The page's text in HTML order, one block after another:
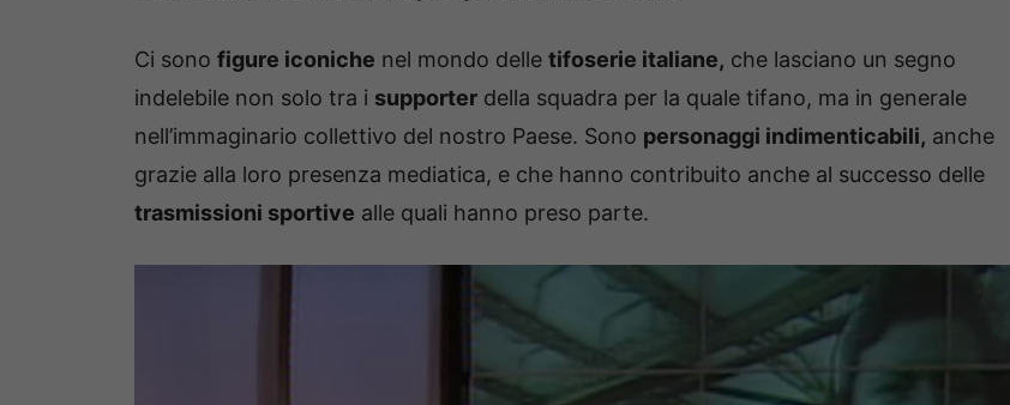
Ci sono figure iconiche nel mondo delle tifoserie italiane, che lasciano un segno
indelebile non solo tra i supporter della squadra per la quale tifano, ma in generale
nell’immaginario collettivo del nostro Paese. Sono personaggi indimenticabili, anche
grazie alla loro presenza mediatica, e che hanno contribuito anche al successo delle
trasmissioni sportive alle quali hanno preso parte.